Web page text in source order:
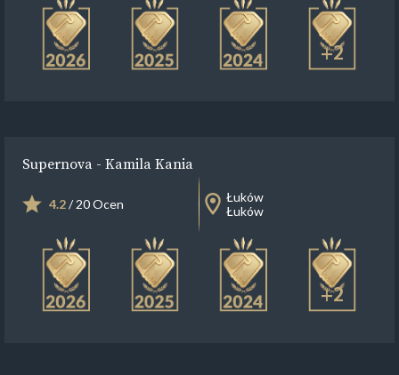
+2
Supernova - Kamila Kania
4.2/ 20 Ocen
Łuków
Łuków
+2